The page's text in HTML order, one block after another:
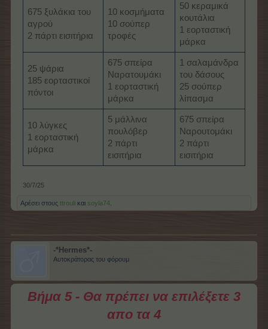
675 ξυλάκια του
αγρού
2 πάρτι εισιτήρια
10 κοσμήματα
10 σούπερ
τροφές
50 κεραμικά
κουτάλια
1 εορταστική
μάρκα
25 ψάρια
185 εορταστικοί
πόντοι
675 σπείρα
Ναρατουμάκι
1 εορταστική
μάρκα
1 σαλαμάνδρα
του δάσους
25 σούπερ
λίπασμα
10 λύγκες
1 εορταστική
μάρκα
5 μάλλινα
πουλόβερ
2 πάρτι
εισιτήρια
675 σπείρα
Ναρουτομάκι
2 πάρτι
εισιτήρια
30/7/25
Αρέσει στους ttrouli και soyla74
-*Hermes*-
Αυτοκράτορας του φόρουμ
Βήμα 5 - Θα πρέπει να επιλέξετε 3
απο τα 4